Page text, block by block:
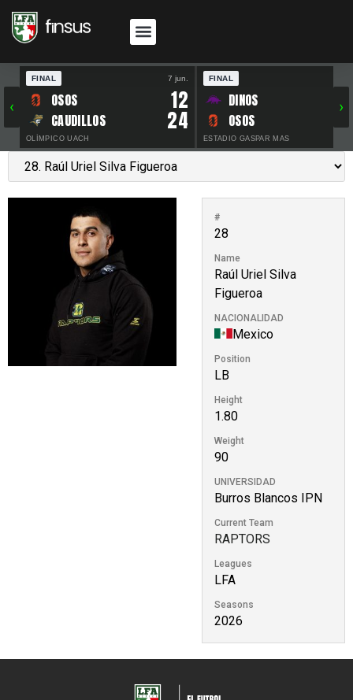
‹
FINAL 7 jun.
OSOS 12
CAUDILLOS 24
OLÍMPICO UACH
FINAL
DINOS
OSOS
ESTADIO GASPAR MAS
›
#
28
Name
Raúl Uriel Silva
Figueroa
NACIONALIDAD
Mexico
Position
LB
Height
1.80
Weight
90
UNIVERSIDAD
Burros Blancos IPN
Current Team
RAPTORS
Leagues
LFA
Seasons
2026